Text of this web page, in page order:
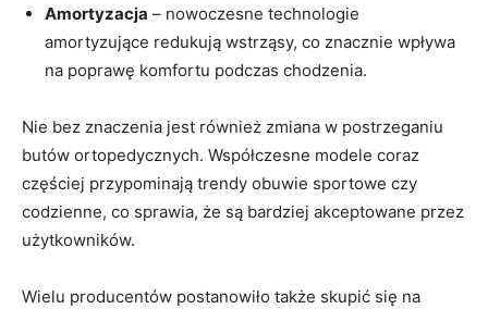
Amortyzacja – nowoczesne technologie
amortyzujące redukują wstrząsy, co znacznie wpływa
na poprawę komfortu podczas chodzenia.
Nie bez znaczenia jest również zmiana w postrzeganiu
butów ortopedycznych. Współczesne modele coraz
częściej przypominają trendy obuwie sportowe czy
codzienne, co sprawia, że są bardziej akceptowane przez
użytkowników.
Wielu producentów postanowiło także skupić się na